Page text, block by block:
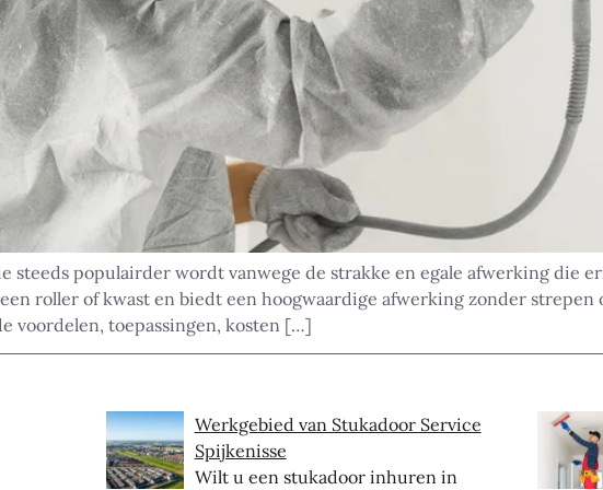
steeds populairder wordt vanwege de strakke en egale afwerking die
roller of kwast en biedt een hoogwaardige afwerking zonder
voordelen, toepassingen, kosten […]
Werkgebied van Stukadoor Service
Spijkenisse
Wilt u een stukadoor inhuren in